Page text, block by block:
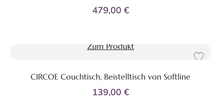
479,00 €
Zum Produkt
CIRCOE Couchtisch, Beistelltisch von Softline
139,00 €